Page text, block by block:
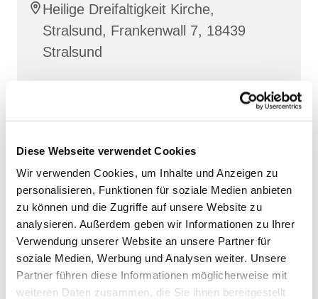
Diese Webseite verwendet Cookies
Wir verwenden Cookies, um Inhalte und Anzeigen zu
personalisieren, Funktionen für soziale Medien anbieten
zu können und die Zugriffe auf unsere Website zu
analysieren. Außerdem geben wir Informationen zu Ihrer
Verwendung unserer Website an unsere Partner für
soziale Medien, Werbung und Analysen weiter. Unsere
Partner führen diese Informationen möglicherweise mit
weiteren Daten zusammen, die Sie ihnen bereitgestellt
Heilige Dreifaltigkeit Kirche,
Stralsund, Frankenwall 7, 18439
Stralsund
Lesehore
und die Laudes
. Dazu hören wir das
stiller Meditation.
ZumMitbetenempfehlen wirstundengebet.de
das auch als kostenloseAndroid- undiOS-App
zur Verfügung steht.